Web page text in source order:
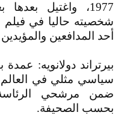
1977، واغتيل
شخصيته حاليا في فيلم
أحد المدافعين
بيرتراند دولانويه:
سياسي مثلي في
بحسب الصحيفة.